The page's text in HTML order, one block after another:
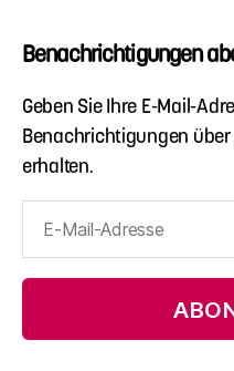
Benachrichtigungen
Geben Sie Ihre E-Mail-
Benachrichtigungen
erhalten.
Mail-